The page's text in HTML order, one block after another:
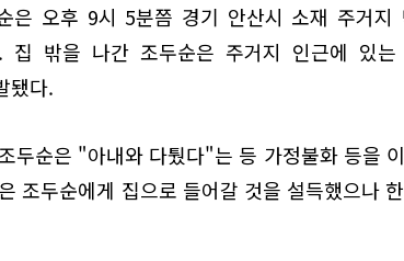
은 오후 9시 5분쯤 경기 안산시 소재 주거지
집 밖을 나간 조두순은 주거지 인근에 있
됐다.
두순은 "아내와 다퉜다"는 등 가정불화 등을
조두순에게 집으로 들어갈 것을 설득했으나